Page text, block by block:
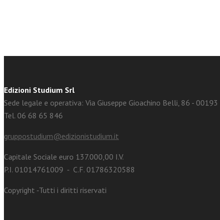
Edizioni Studium Srl
Sede legale e operativa: Via Giuseppe Gioachino Belli, 86 - 00193
Tel. 06 68 65 846
gruppostudium@edizionistudium.it
Capitale Sociale euro 137.000,00 I.V.
P.I. 01014761009 - C.F. 01786320588
Copyright -Tutti i diritti riservati